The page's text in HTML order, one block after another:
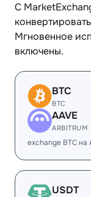
С
Мгновенное
включены.
BTC
BTC
AAVE
ARBITRUM
exchange BTC на
USDT